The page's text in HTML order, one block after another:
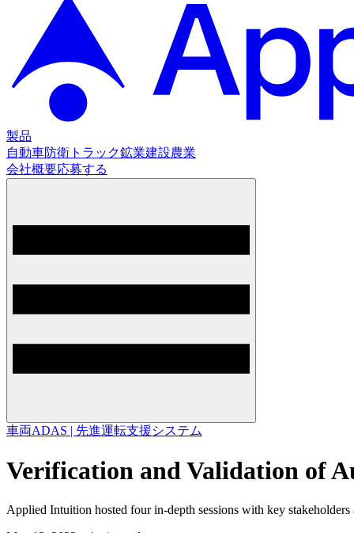
製品
自動車防衛 トラック鉱業建設農業
会社概要応募する
車両ADAS | 先進運転支援システム
Verification and Validation of
Applied Intuition hosted four in-depth sessions with key